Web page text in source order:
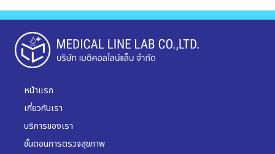
หน้าแรก
เกี่ยวกับเรา
บริการของเรา
ขั้นตอนการตรวจสุขภาพ